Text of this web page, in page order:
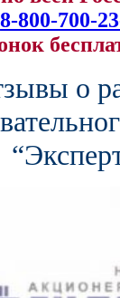
8-800-700-
о